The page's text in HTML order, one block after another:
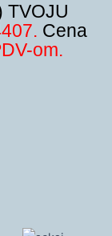
Cena
om.